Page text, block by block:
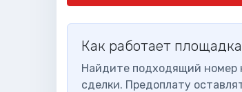
Как работает площадка
Найдите подходящий номер
сделки. Предоплату